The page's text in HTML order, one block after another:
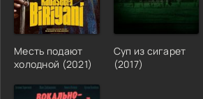
Месть подают
холодной (2021)
Суп из сигарет
(2017)